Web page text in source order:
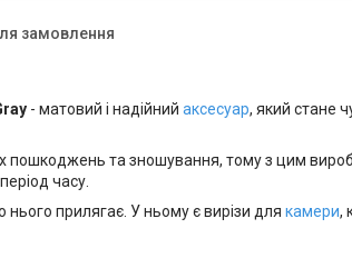
замовлення
- матовий і надійний аксесуар, який стане
пошкоджень та зношування, тому з цим
часу.
прилягає. У ньому є вирізи для камери,